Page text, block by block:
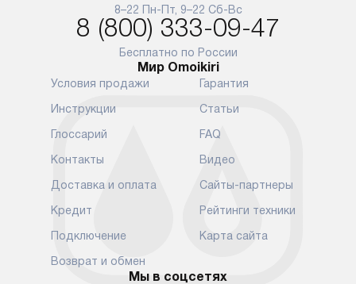
Для доставки в другие регионы
мы используем услуги
транспортной компании.
Уточняйте все условия доставки
у нашего менеджера при
оформлении заказа.
В установленный день наша
к вашей двери или до прихожей.
Если вам необходимо
переместить прибор к месту его
установки, пожалуйста,
предварительно обсудите это
с нашим менеджером. Эта
8–22 Пн-Пт, 9–22 Сб-Вс
8 (800) 333-09-47
Бесплатно по России
Мир Omoikiri
Условия продажи
Инструкции
Глоссарий
Контакты
Доставка и оплата
Кредит
Подключение
Возврат и обмен
Гарантия
Статьи
FAQ
Видео
Сайты-партнеры
Рейтинги техники
Карта сайта
Мы в соцсетях